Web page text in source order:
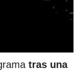
tras una